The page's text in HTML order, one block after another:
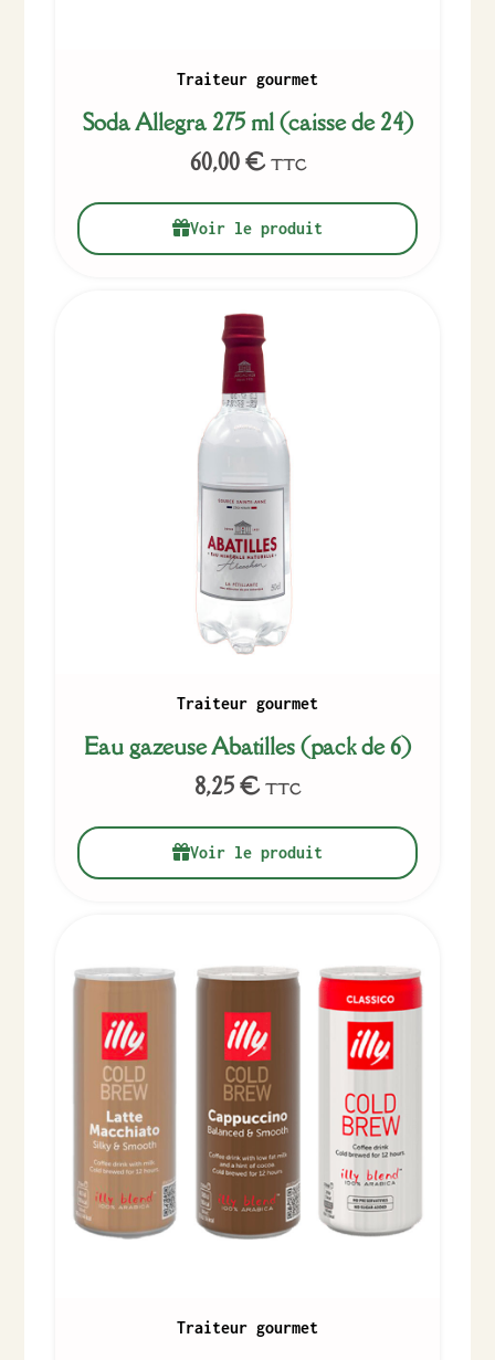
Traiteur gourmet
Soda Allegra 275 ml (caisse de 24)
60,00€ TTC
Voir le produit
Traiteur gourmet
Eau gazeuse Abatilles (pack de 6)
8,25€ TTC
Voir le produit
Traiteur gourmet